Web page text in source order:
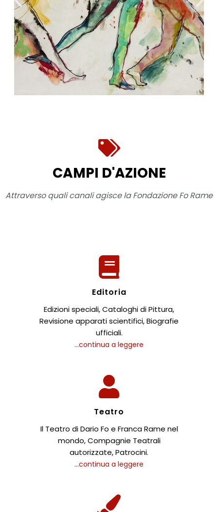
CAMPI D'AZIONE
Attraverso quali canali agisce la Fondazione Fo Rame
Editoria
Edizioni speciali, Cataloghi di Pittura,
Revisione apparati scientifici, Biografie
ufficiali.
...continua a leggere
Teatro
Il Teatro di Dario Fo e Franca Rame nel
mondo, Compagnie Teatrali
autorizzate, Patrocini.
...continua a leggere